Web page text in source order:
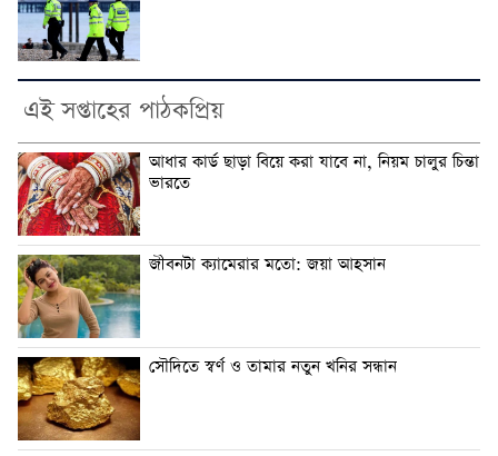
এই সপ্তাহের পাঠকপ্রিয়
আধার কার্ড ছাড়া বিয়ে করা যাবে না, নিয়ম চালুর চিন্তা
ভারতে
জীবনটা ক্যামেরার মতো: জয়া আহসান
সৌদিতে স্বর্ণ ও তামার নতুন খনির সন্ধান